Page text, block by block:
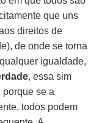
que uns
direitos de
de onde se torna
igualdade,
, essa sim
porque se a
todos podem